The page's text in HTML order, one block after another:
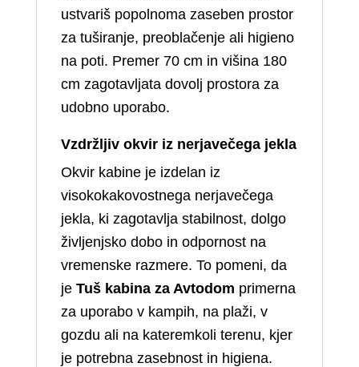
ustvariš popolnoma zaseben prostor
za tuširanje, preoblačenje ali higieno
na poti. Premer 70 cm in višina 180
cm zagotavljata dovolj prostora za
udobno uporabo.
Vzdržljiv okvir iz nerjavečega jekla
Okvir kabine je izdelan iz
visokokakovostnega nerjavečega
jekla, ki zagotavlja stabilnost, dolgo
življenjsko dobo in odpornost na
vremenske razmere. To pomeni, da
je Tuš kabina za Avtodom primerna
za uporabo v kampih, na plaži, v
gozdu ali na kateremkoli terenu, kjer
je potrebna zasebnost in higiena.